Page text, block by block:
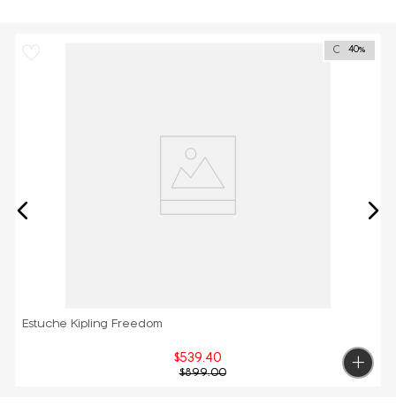
Outlet
40%
Estuche Kipling Freedom
$539.40
$899.00